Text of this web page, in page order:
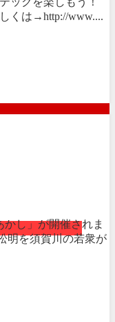
くは→http://www....
し」が開催されま
明を須賀川の若衆が